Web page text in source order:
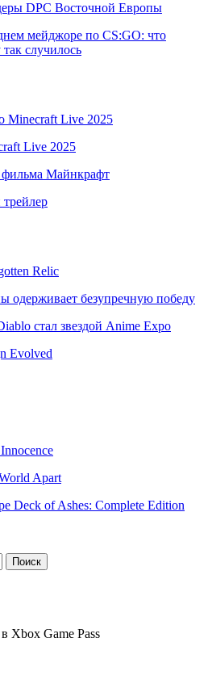
DPC Восточной Европы
мейджоре по CS:GO: что
случилось
Minecraft Live 2025
Live 2025
Майнкрафт
Relic
одерживает безупречную победу
стал звездой Anime Expo
Evolved
Apart
Deck of Ashes: Complete Edition
Xbox Game Pass